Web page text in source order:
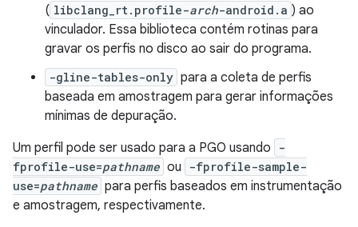
( libclang_rt.profile-arch-android.a ) ao
vinculador. Essa biblioteca contém rotinas para
gravar os perfis no disco ao sair do programa.
-gline-tables-only para a coleta de perfis
baseada em amostragem para gerar informações
mínimas de depuração.
Um perfil pode ser usado para a PGO usando
-
fprofile-use=pathname ou
-fprofile-sample-
use=pathname para perfis baseados em instrumentação
e amostragem, respectivamente.